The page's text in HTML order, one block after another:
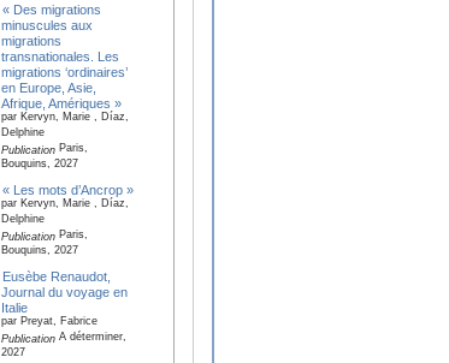
« Des migrations
minuscules aux
migrations
transnationales. Les
migrations ‘ordinaires’
en Europe, Asie,
Afrique, Amériques »
par Kervyn, Marie , Díaz,
Delphine
PublicationParis,
Bouquins, 2027
« Les mots d’Ancrop »
par Kervyn, Marie , Díaz,
Delphine
PublicationParis,
Bouquins, 2027
Eusèbe Renaudot,
Journal du voyage en
Italie
par Preyat, Fabrice
PublicationA déterminer,
2027